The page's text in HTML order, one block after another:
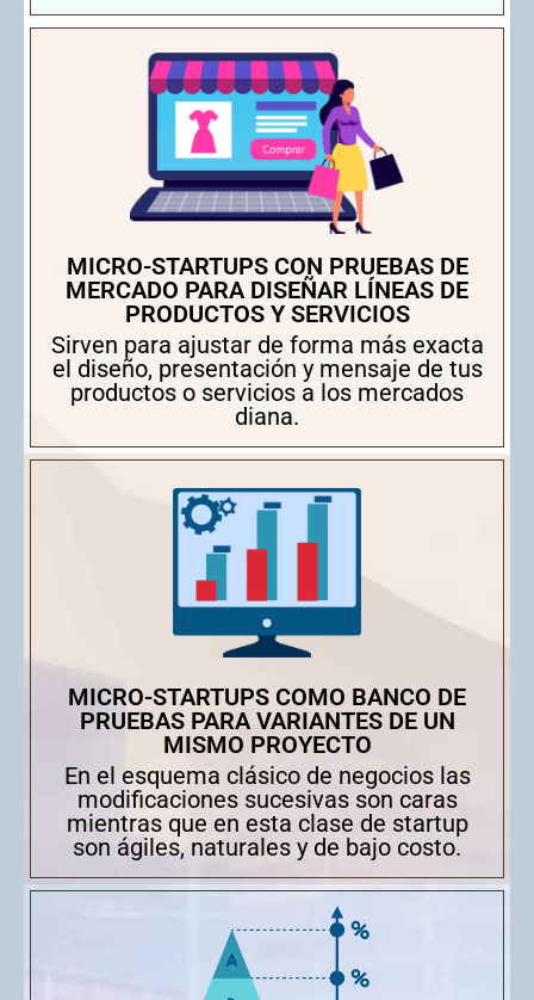
MICRO-STARTUPS CON PRUEBAS DE
MERCADO PARA DISEÑAR LÍNEAS DE
PRODUCTOS Y SERVICIOS
Sirven para ajustar de forma más exacta
el diseño, presentación y mensaje de tus
productos o servicios a los mercados
diana.
MICRO-STARTUPS COMO BANCO DE
PRUEBAS PARA VARIANTES DE UN
MISMO PROYECTO
En el esquema clásico de negocios las
modificaciones sucesivas son caras
mientras que en esta clase de startup
son ágiles, naturales y de bajo costo.